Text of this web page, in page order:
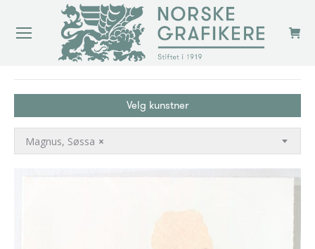
Velg kunstner
×
Magnus, Søssa